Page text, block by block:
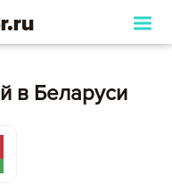
в Беларуси